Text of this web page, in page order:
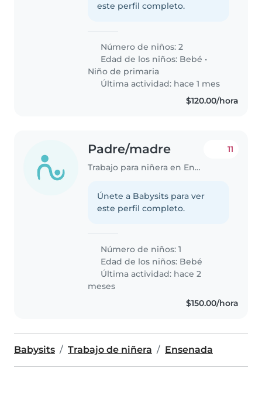
este perfil completo.
Número de niños: 2
Edad de los niños: Bebé •
Niño de primaria
Última actividad: hace 1 mes
$120.00/hora
Padre/madre
Trabajo para niñera en Ensenada
11
Únete a Babysits para ver
este perfil completo.
Número de niños: 1
Edad de los niños: Bebé
Última actividad: hace 2
meses
$150.00/hora
Babysits Trabajo de niñera Ensenada